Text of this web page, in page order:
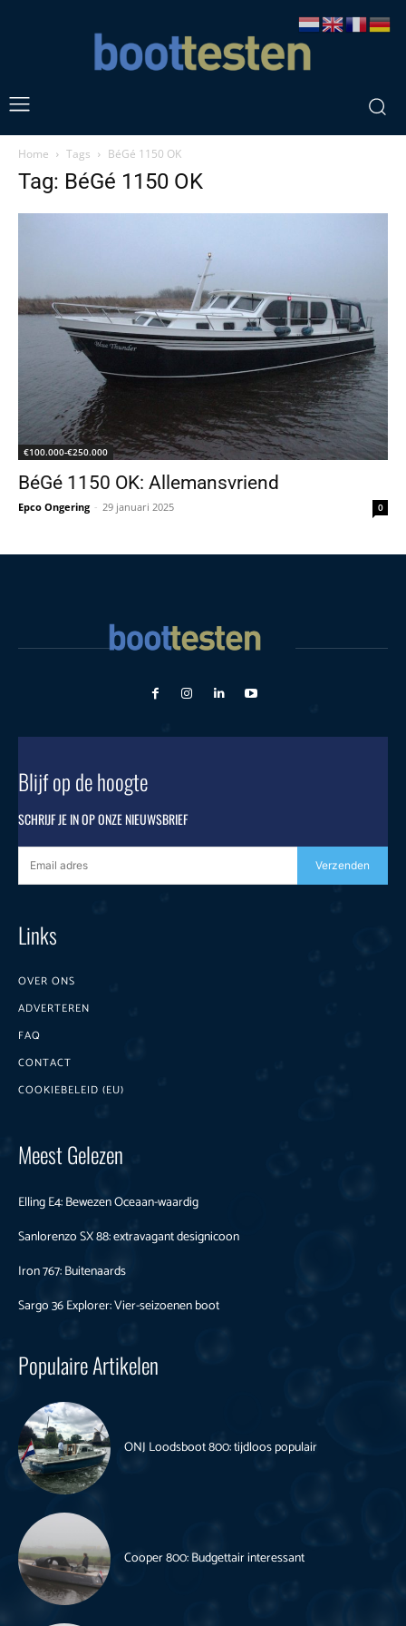
Home Tags BéGé 1150 OK
Tag: BéGé 1150 OK
€100.000-€250.000
BéGé 1150 OK: Allemansvriend
Epco Ongering - 29 januari 2025 0
Blijf op de hoogte
SCHRIJF JE IN OP ONZE NIEUWSBRIEF
Verzenden
Links
OVER ONS
ADVERTEREN
FAQ
CONTACT
COOKIEBELEID (EU)
Meest Gelezen
Elling E4: Bewezen Oceaan-waardig
Sanlorenzo SX 88: extravagant designicoon
Iron 767: Buitenaards
Sargo 36 Explorer: Vier-seizoenen boot
Populaire Artikelen
ONJ Loodsboot 800: tijdloos populair
Cooper 800: Budgettair interessant